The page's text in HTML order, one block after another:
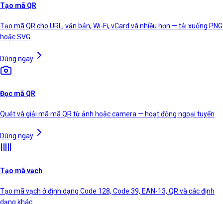
Tạo mã QR
Tạo mã QR cho URL, văn bản, Wi-Fi, vCard và nhiều hơn — tải xuống PNG
hoặc SVG
Dùng ngay
Đọc mã QR
Quét và giải mã mã QR từ ảnh hoặc camera — hoạt động ngoại tuyến
Dùng ngay
Tạo mã vạch
Tạo mã vạch ở định dạng Code 128, Code 39, EAN-13, QR và các định
dạng khác